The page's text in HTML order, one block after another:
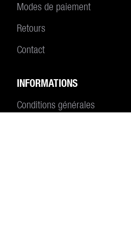
Modes de paiement
Retours
Contact
INFORMATIONS
Conditions générales